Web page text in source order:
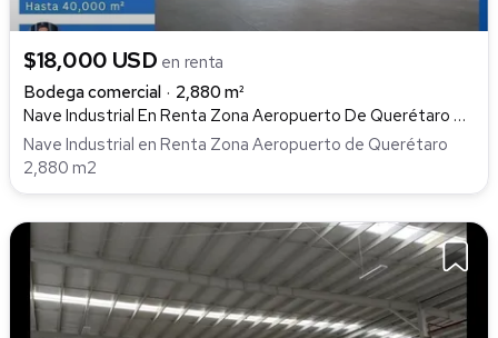
$18,000 USD en renta
Bodega comercial
2,880 m²
Nave Industrial En Renta Zona Aeropuerto De Querétaro 2,880 M2, Parque Industrial Aeropuerto Querétaro, Colón
Nave Industrial en Renta Zona Aeropuerto de Querétaro
2,880 m2